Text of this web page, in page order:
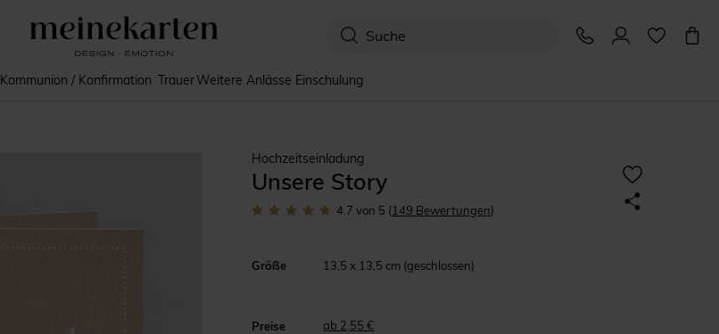
Kommunion / Konfirmation TrauerWeitere Anlässe Einschulung
Hochzeitseinladung
Unsere Story
4.7 von 5 (149 Bewertungen)
Größe 13,5 x 13,5 cm (geschlossen)
Preise ab 2,55 €